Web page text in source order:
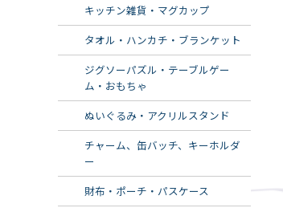
キッチン雑貨・マグカップ
タオル・ハンカチ・ブランケット
ジグソーパズル・テーブルゲー
ム・おもちゃ
ぬいぐるみ・アクリルスタンド
チャーム、缶バッチ、キーホルダ
ー
財布・ポーチ・パスケース